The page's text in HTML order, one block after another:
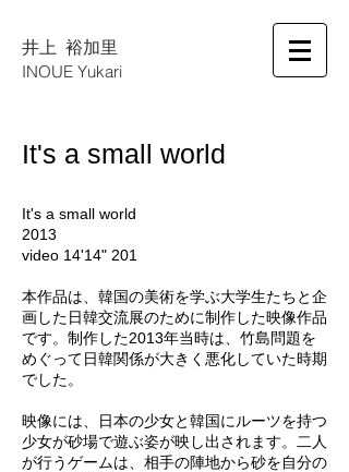
井上 裕加里
INOUE Yukari
It's a small world
It's a small world
2013
video 14'14" 201
本作品は、韓国の美術を学ぶ大学生たちと企
画した日韓交流展のために制作した映像作品
です。制作した2013年当時は、竹島問題を
めぐって日韓関係が大きく悪化していた時期
でした。
映像には、日本の少女と韓国にルーツを持つ
少女が砂場で遊ぶ姿が映し出されます。二人
が行うゲームは、相手の陣地から砂を自分の